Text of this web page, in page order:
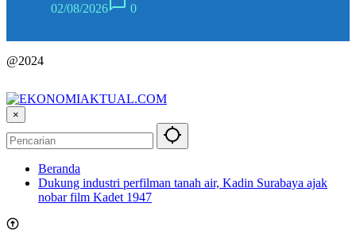
02/08/2026
0
@2024
×
Beranda
Dukung industri perfilman tanah air, Kadin Surabaya ajak
nobar film Kadet 1947